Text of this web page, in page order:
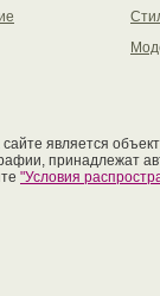
является
принадлежат
"Условия